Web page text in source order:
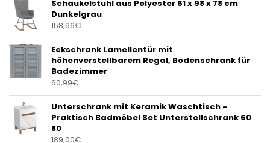
Schaukelstuhl aus Polyester 61 x 98 x 78 cm
Dunkelgrau
158,96€
Eckschrank Lamellentür mit
höhenverstellbarem Regal, Bodenschrank für
Badezimmer
60,99€
Unterschrank mit Keramik Waschtisch -
Praktisch Badmöbel Set Unterstellschrank 60
80
189,00€